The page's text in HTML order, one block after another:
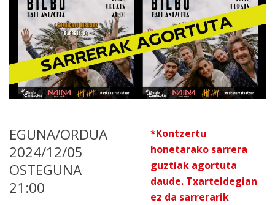
EGUNA/ORDUA
2024/12/05
OSTEGUNA
21:00
*Kontzertu
honetarako sarrera
guztiak agortuta
daude. Txarteldegian
ez da sarrerarik